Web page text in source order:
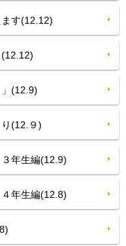
す(12.12)
(12.9)
(12.９)
年生編(12.9)
年生編(12.8)